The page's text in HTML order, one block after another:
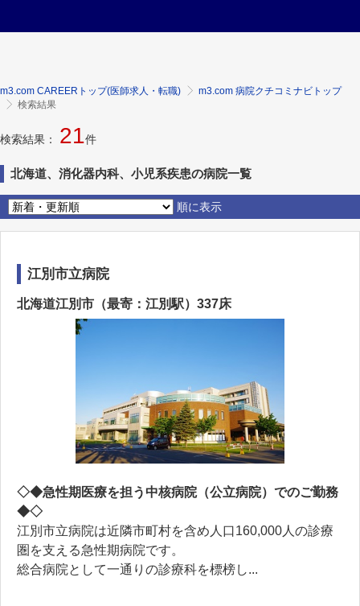
m3.com CAREERトップ(医師求人・転職)
m3.com 病院クチコミナビトップ
検索結果
検索結果： 21件
北海道、消化器内科、小児系疾患の病院一覧
順に表示
江別市立病院
北海道江別市（最寄：江別駅）337床
◇◆急性期医療を担う中核病院（公立病院）でのご勤務
◆◇
江別市立病院は近隣市町村を含め人口160,000人の診療
圏を支える急性期病院です。
総合病院として一通りの診療科を標榜し...